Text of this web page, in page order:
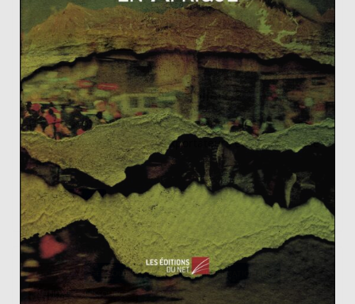
ECONOMIE
GÉOPOLITIQUE & RELATIONS INTERNATIONALES
NOTIONS
RESSOURCES SOCIÉTÉ
Eva BECQUET 18 juin 2015 2 Comments
Qu’est-ce que les pétrodollars ?
Un pétrodollar est un dollar provenant des ventes de
pétrole brut par les pays exportateurs et ensuite placé
par l’entremise
Read More
ECONOMIE
GÉOPOLITIQUE & RELATIONS INTERNATIONALES
NOTIONS
RESSOURCES SOCIÉTÉ